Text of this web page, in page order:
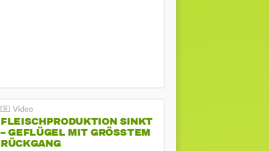
FLEISCHPRODUKTION SINKT
– GEFLÜGEL MIT GRÖSSTEM R
ÜCKGANG